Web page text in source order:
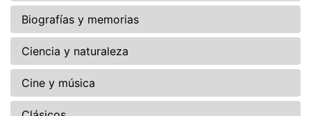
Biografías y memorias
Ciencia y naturaleza
Cine y música